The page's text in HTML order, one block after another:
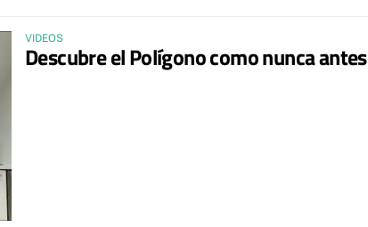
VIDEOS
Descubre el Polígono como nunca antes